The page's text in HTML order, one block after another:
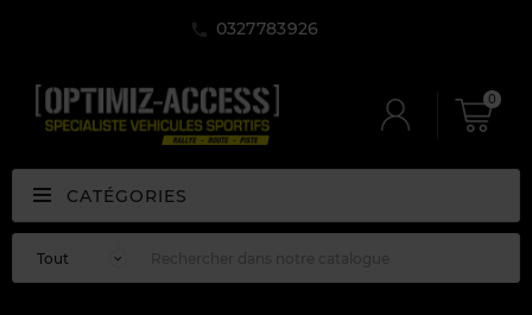
0327783926
0
CATÉGORIES